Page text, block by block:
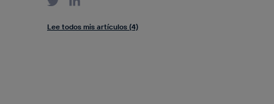
Lee todos mis artículos (4)